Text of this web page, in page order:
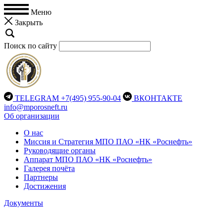
Меню
Закрыть
Поиск по сайту
TELEGRAM +7(495) 955-90-04
ВКОНТАКТЕ
info@mporosneft.ru
Об организации
О нас
Миссия и Стратегия МПО ПАО «НК «Роснефть»
Руководящие органы
Аппарат МПО ПАО «НК «Роснефть»
Галерея почёта
Партнеры
Достижения
Документы